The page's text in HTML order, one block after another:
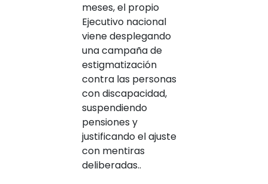
meses, el propio
Ejecutivo nacional
viene desplegando
una campaña de
estigmatización
contra las personas
con discapacidad,
suspendiendo
pensiones y
justificando el ajuste
con mentiras
deliberadas..